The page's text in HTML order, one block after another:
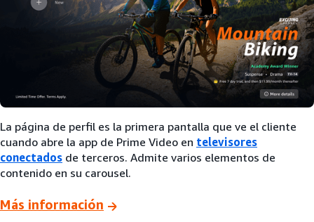
La página de perfil es la primera pantalla que ve el cliente
cuando abre la app de Prime Video en televisores
conectados de terceros. Admite varios elementos de
contenido en su carousel.
Más información